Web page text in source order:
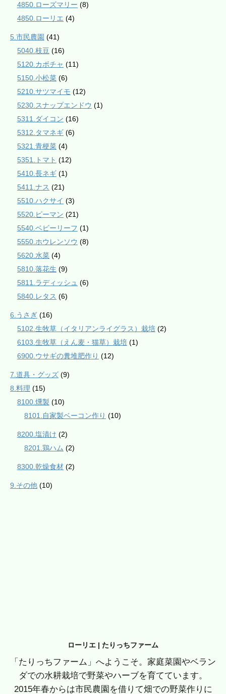
4850.ローズマリー (8)
4850.ローリエ (4)
5.市民農園 (41)
5040.枝豆 (16)
5120.カボチャ (11)
5150.小松菜 (6)
5210.サツマイモ (12)
5230.スナップエンドウ (1)
5311.ダイコン (16)
5312.タマネギ (6)
5321.青梗菜 (4)
5351.トマト (12)
5410.長ネギ (1)
5411.ナス (21)
5510.ハクサイ (3)
5520.ピーマン (21)
5540.ベビーリーフ (1)
5550.ホウレンソウ (8)
5620.水菜 (4)
5810.落花生 (9)
5811.ラディッシュ (6)
5840.レタス (6)
6.うさぎ (16)
5102.生牧草（イタリアンライグラス）栽培 (2)
6103.生牧草（えん麦・猫草）栽培 (1)
6900.ウサギの糞堆肥作り (12)
7.道具・グッズ (9)
8.料理 (15)
8100.燻製 (10)
8101.自家製ベーコン作り (10)
8200.塩漬け (2)
8201.鶏ハム (2)
8300.乾燥食材 (2)
9.その他 (10)
ローリエ | たりっちファーム
「たりっちファーム」へようこそ。家庭菜園やベラン
ダでの水耕栽培で野菜やハーブを育てています。
2015年春からは市民農園を借りて畑での野菜作りに